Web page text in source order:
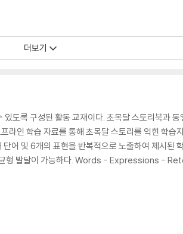
더보기
도록 구성된 활동 교재이다. 초목달 스토리북과
라인 학습 자료를 통해 초목달 스토리를 익힌 학습
어 및 6개의 표현을 반복적으로 노출하여 제시된
균형 발달이 가능하다. Words - Expressions -